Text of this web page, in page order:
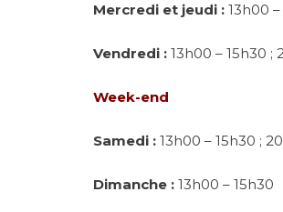
Mercredi et jeudi : 13h00
Vendredi : 13h00 – 15h30 ;
Week-end
Samedi : 13h00 – 15h30 ;
Dimanche : 13h00 – 15h30